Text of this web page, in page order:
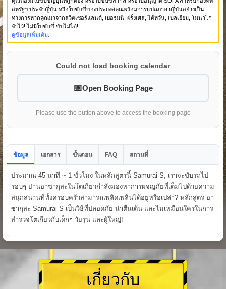
สหรัฐฯ ประจำญี่ปุ่น หรือใบขับขี่ของประเทศคุณพร้อมการแปลภาษาญี่ปุ่นอย่างเป็น
ทางการหากคุณมาจากสวิตเซอร์แลนด์, เยอรมนี, ฝรั่งเศส, ไต้หวัน, เบลเยียม, โมนาโก
จำไว้! ไม่มีใบขับขี่ ขับไม่ได้!!
ดูข้อมูลเพิ่มเติม.
Could not load booking calendar
Open Booking Page
Please use the button above to access the booking page
ข้อมูล เอกสาร ขั้นตอน FAQ สถานที่
ประมาณ 45 นาที ~ 1 ชั่วโมง ในหลักสูตรนี้ Samurai-S, เราจะขับรถไป
รอบๆ ย่านอาซากุสะในโตเกียวกำลังมองหาการผจญภัยที่เต็มไปด้วยความ
สนุกสนานที่ทั้งครอบครัวสามารถเพลิดเพลินได้อยู่หรือเปล่า? หลักสูตร อา
ซากุสะ Samurai-S เป็นวิธีที่ปลอดภัย น่าตื่นเต้น และไม่เหมือนใครในการ
สำรวจโตเกียวกับเด็กๆ วัยรุ่น และผู้ใหญ่!
เกี่ยวกับ